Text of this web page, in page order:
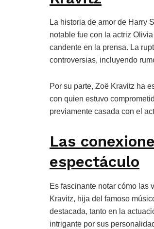
La historia de amor de Harry
notable fue con la actriz
candente en la prensa. La
controversias, incluyendo
Por su parte, Zoë Kravitz ha
con quien estuvo
previamente casada con el
Las
espectáculo
Es fascinante notar cómo las
Kravitz, hija del famoso
destacada, tanto en la
intrigante por sus